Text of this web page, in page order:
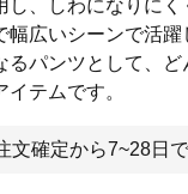
し、しわになりに
広いシーンで活躍
るパンツとして、ど
テムです。
文確定から7~28日